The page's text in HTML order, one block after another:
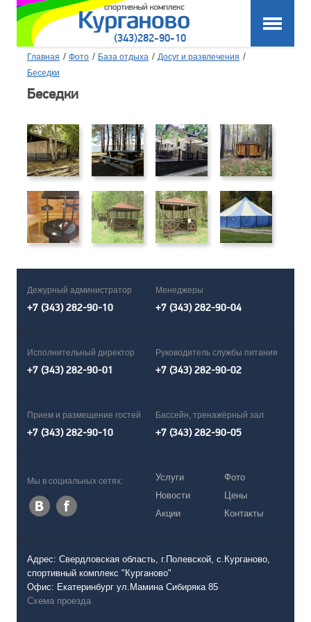
(343)282-90-10
Главная / Фото / База отдыха / Досуг и развлечения /
Беседки
Беседки
Дежурный администратор
+7 (343) 282-90-10
Менеджеры
+7 (343) 282-90-04
Исполнительный директор
+7 (343) 282-90-01
Руководитель службы питания
+7 (343) 282-90-02
Прием и размещение гостей
+7 (343) 282-90-10
Бассейн, тренажёрный зал
+7 (343) 282-90-05
Мы в социальных сетях:
Услуги
Новости
Акции
Фото
Цены
Контакты
Адрес: Свердловская область, г.Полевской, с.Курганово,
спортивный комплекс "Курганово"
Офис: Екатеринбург ул.Мамина Сибиряка 85
Схема проезда